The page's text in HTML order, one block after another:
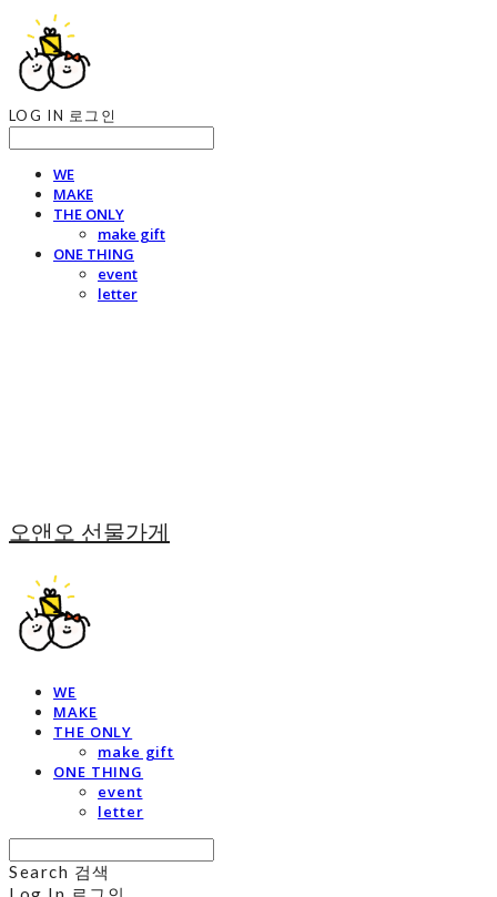
LOG IN 로그인
WE
MAKE
THE ONLY
make gift
ONE THING
event
letter
오앤오 선물가게
WE
MAKE
THE ONLY
make gift
ONE THING
event
letter
Search 검색